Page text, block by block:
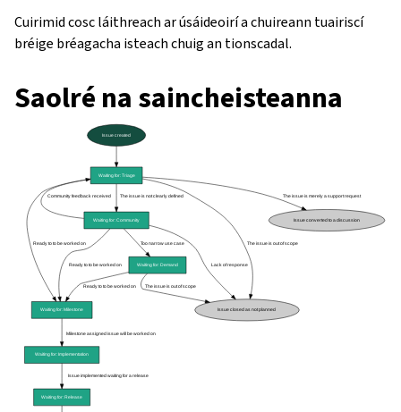
Cuirimid cosc láithreach ar úsáideoirí a chuireann tuairiscí
bréige bréagacha isteach chuig an tionscadal.
Saolré na saincheisteanna